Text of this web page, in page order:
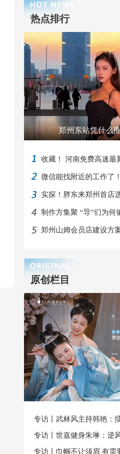
热点排行
郑州东站凭什么
收藏！ 河南免费高速最
微信能找附近的工作了
实探！胖东来郑州首店
制作方集聚 “导”们为何
郑州山姆会员店建设方
原创栏目
专访丨武林风主持韩艳：
专访丨世嘉健身朱琳：逆
专访丨巾帼不让须眉 有需